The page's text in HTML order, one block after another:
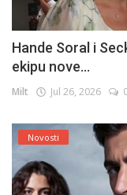
Hande Soral i
ekipu nove...
Milt Jul 26, 2026
Novosti